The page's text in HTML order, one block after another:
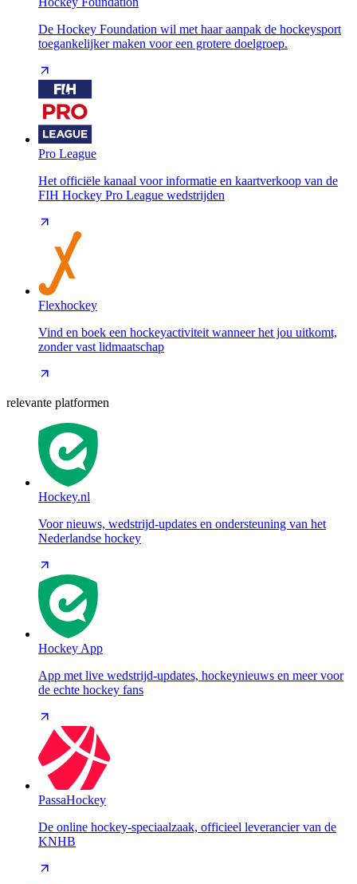
De Hockey Foundation wil met haar aanpak de hockeysport
toegankelijker maken voor een grotere doelgroep.
Pro League
Het officiële kanaal voor informatie en kaartverkoop van de
FIH Hockey Pro League wedstrijden
Flexhockey
Vind en boek een hockeyactiviteit wanneer het jou uitkomt,
zonder vast lidmaatschap
relevante platformen
Hockey.nl
Voor nieuws, wedstrijd-updates en ondersteuning van het
Nederlandse hockey
Hockey App
App met live wedstrijd-updates, hockeynieuws en meer voor
de echte hockey fans
PassaHockey
De online hockey-speciaalzaak, officieel leverancier van de
KNHB